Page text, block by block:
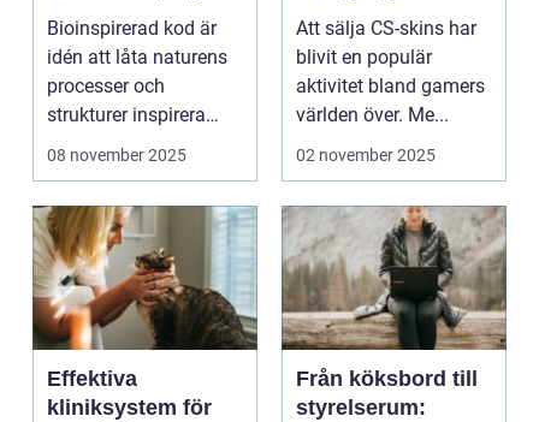
och mossa när vi
bygger nya system
Bioinspirerad kod är
idén att låta naturens
processer och
strukturer inspirera
08 november 2025
Att sälja CS-skins har
blivit en populär
aktivitet bland gamers
världen över. Me...
02 november 2025
Effektiva
kliniksystem för
Från köksbord till
styrelserum: